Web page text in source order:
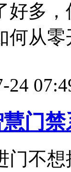
好多
何从
24
慧门
门不